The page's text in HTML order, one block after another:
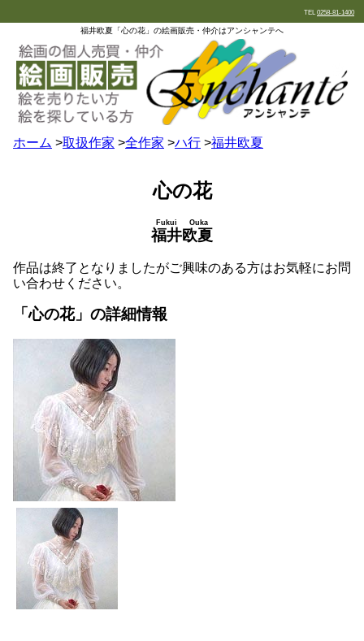
TEL 0258-81-1400
福井欧夏「心の花」の絵画販売・仲介はアンシャンテへ
ホーム >取扱作家 >全作家 >ハ行 >福井欧夏
心の花
福井欧夏
Fukui Ouka
作品は終了となりましたがご興味のある方はお気軽にお問
い合わせください。
「心の花」の詳細情報